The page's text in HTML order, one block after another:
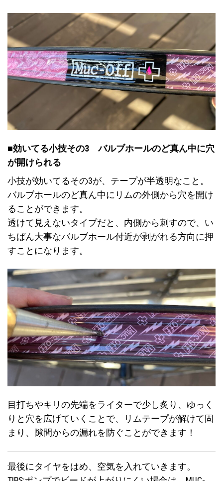
■効いてる小技その3 バルブホールのど真ん中に穴
が開けられる
小技が効いてるその3が、テープが半透明なこと。
バルブホールのど真ん中にリムの外側から穴を開け
ることができます。
透けて見えないタイプだと、内側から刺すので、い
ちばん大事なバルブホール付近が剥がれる方向に押
すことになります。
目打ちやキリの先端をライターで少し炙り、ゆっく
りと穴を広げていくことで、リムテープが解けて固
まり、隙間からの漏れを防ぐことができます！
最後にタイヤをはめ、空気を入れていきます。